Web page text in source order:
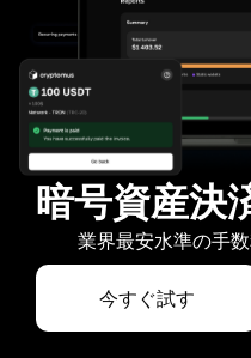
暗号資産決
業界最安水準の手
今すぐ試す